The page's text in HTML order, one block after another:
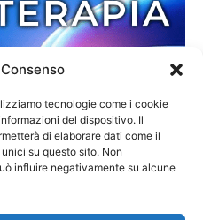
tecnologie come i cookie
del dispositivo. Il
di elaborare dati come il
su questo sito. Non
influire negativamente su alcune